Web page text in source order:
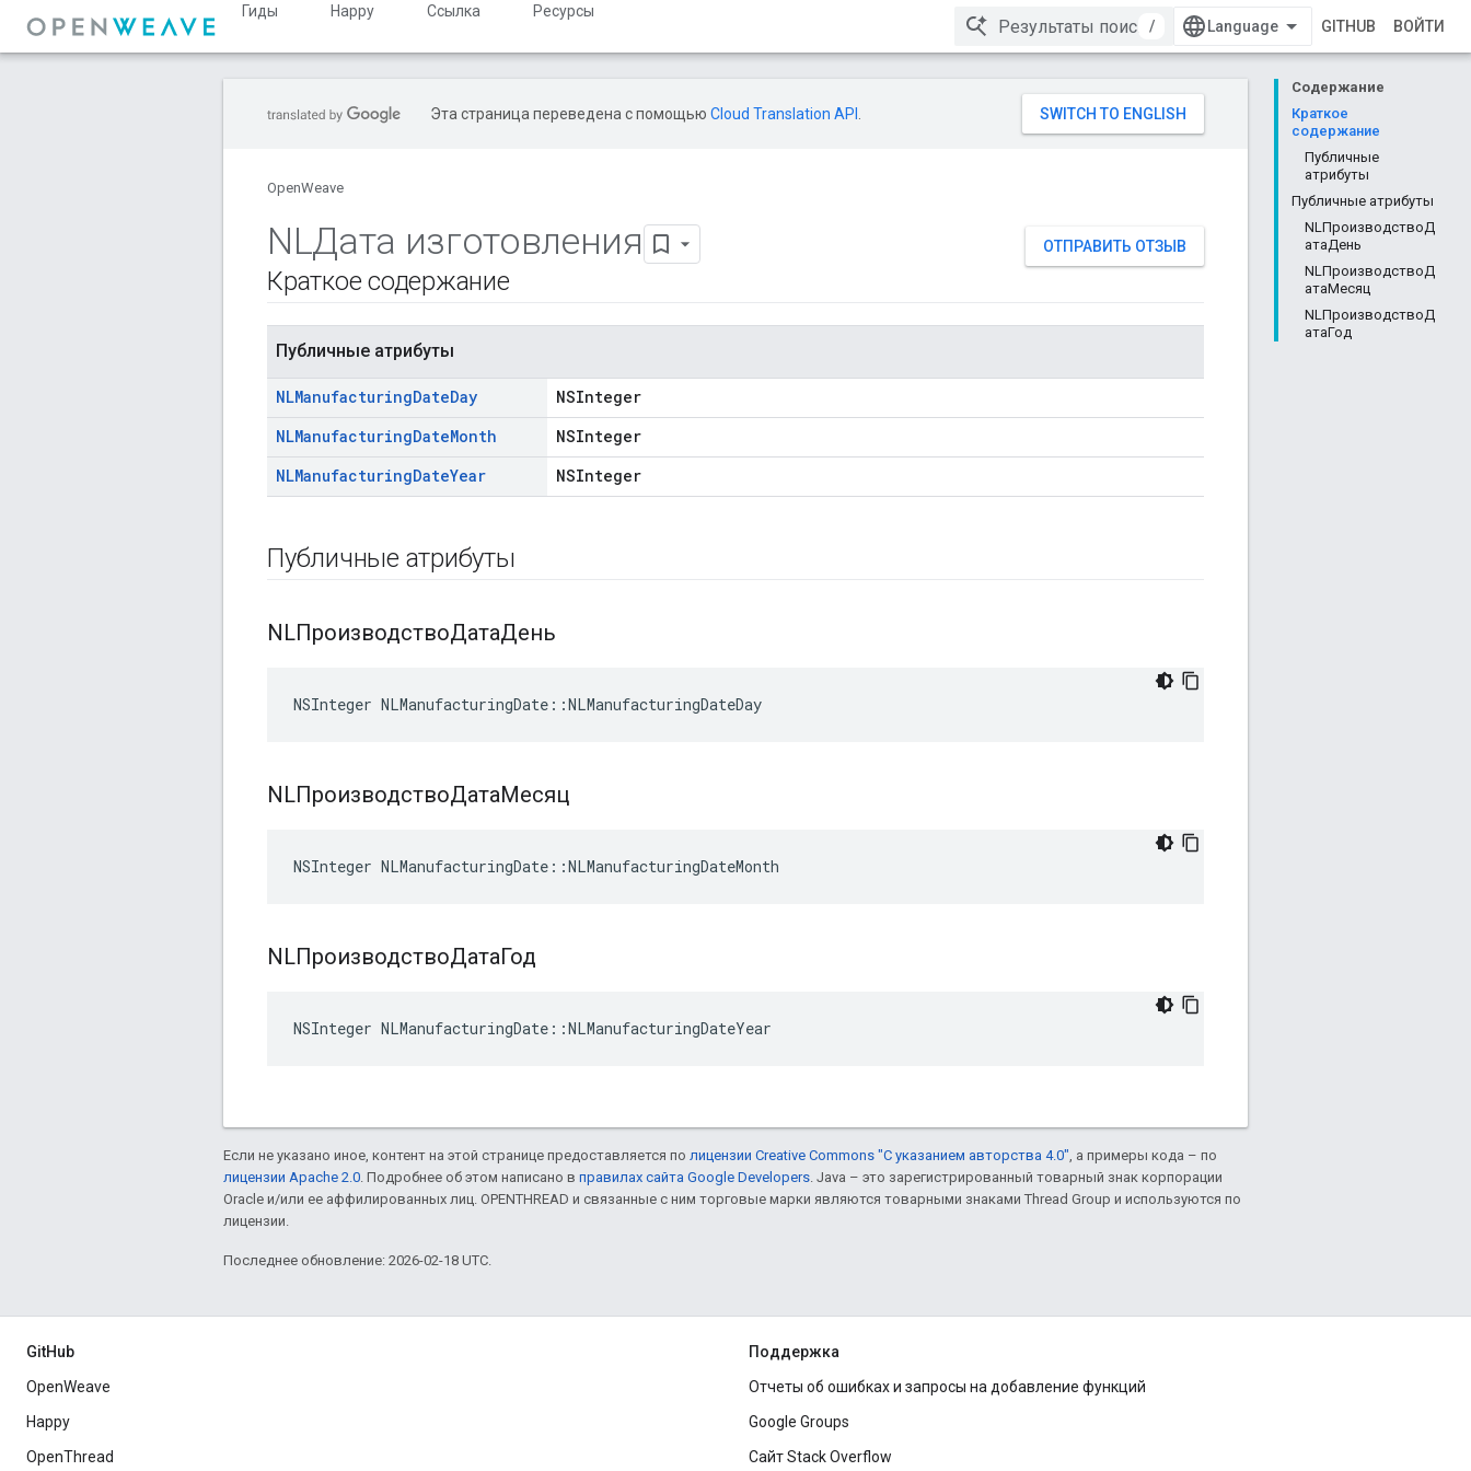
Гиды Happy Ссылка
Ресурсы
/
GITHUB ВОЙТИ
Содержание
Краткое
содержание
Публичные
атрибуты
Публичные атрибуты
NLПроизводствоД
атаДень
NLПроизводствоД
атаМесяц
NLПроизводствоД
атаГод
Эта страница переведена с помощью Cloud Translation API
OpenWeave
ОТПРАВИТЬ ОТЗЫВ
NLДата изготовления
Краткое содержание
Публичные атрибуты
NLManufacturingDateDay
NSInteger
NLManufacturingDateMonth
NSInteger
NLManufacturingDateYear NSInteger
Публичные атрибуты
NLПроизводствоДатаДень
NSInteger NLManufacturingDate::NLManufacturingDateDay
NLПроизводствоДатаМесяц
NSInteger NLManufacturingDate::NLManufacturingDateMonth
NLПроизводствоДатаГод
NSInteger NLManufacturingDate::NLManufacturingDateYear
Если не указано иное, контент на этой странице предоставляется по лицензии Creative Commons "С указанием авторства 4.0", а примеры кода – по
лицензии Apache 2.0. Подробнее об этом написано в правилах сайта Google Developers. Java – это зарегистрированный товарный знак корпорации
Oracle и/или ее аффилированных лиц. OPENTHREAD и связанные с ним торговые марки являются товарными знаками Thread Group и используются по
лицензии.
Последнее обновление: 2026-02-18 UTC.
GitHub
OpenWeave
Happy
OpenThread
Поддержка
Отчеты об ошибках и запросы на добавление функций
Google Groups
Сайт Stack Overflow